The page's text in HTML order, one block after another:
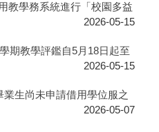
教學務系統進行「校園多益
2026-05-15
期教學評鑑自5月18日起至
2026-05-15
業生尚未申請借用學位服之
2026-05-07